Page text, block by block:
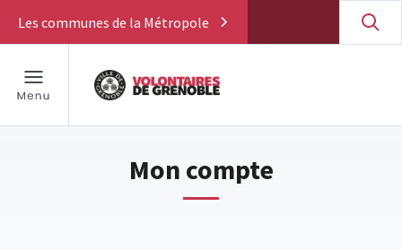
Les communes de la Métropole
Mon compte